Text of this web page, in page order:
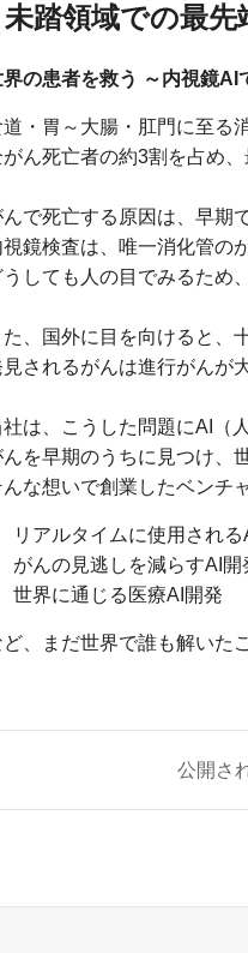
未踏領域での最
界の患者を救う ～内視鏡AI
・胃～大腸・肛門に至る
ん死亡者の約3割を占め
んで死亡する原因は、早期
視鏡検査は、唯一消化管の
うしても人の目でみるため
た、国外に目を向けると、
されるがんは進行がんが
社は、こうした問題にAI（
んを早期のうちに見つけ、
んな想いで創業したベンチ
リアルタイムに使用され
がんの見逃しを減らすAI開
世界に通じる医療AI開発
ど、まだ世界で誰も解いた
公開さ